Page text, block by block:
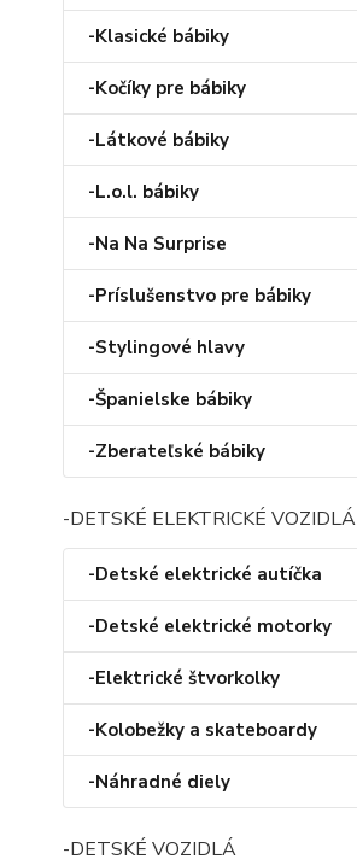
-Klasické bábiky
-Kočíky pre bábiky
-Látkové bábiky
-L.o.l. bábiky
-Na Na Surprise
-Príslušenstvo pre bábiky
-Stylingové hlavy
-Španielske bábiky
-Zberateľské bábiky
-DETSKÉ ELEKTRICKÉ VOZIDLÁ
-Detské elektrické autíčka
-Detské elektrické motorky
-Elektrické štvorkolky
-Kolobežky a skateboardy
-Náhradné diely
-DETSKÉ VOZIDLÁ